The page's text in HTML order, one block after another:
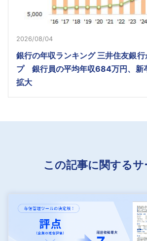
2026/08/04
銀行の年収ランキング 三井住友銀
プ 銀行員の平均年収684万円、新
拡大
この記事に関するサ